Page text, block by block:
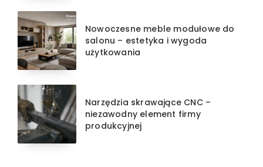
Nowoczesne meble modułowe do
salonu – estetyka i wygoda
użytkowania
Narzędzia skrawające CNC –
niezawodny element firmy
produkcyjnej